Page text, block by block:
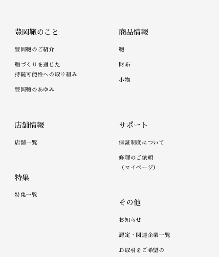
豊岡鞄のこと
豊岡鞄のご紹介
鞄づくりを通じた
持続可能性への取り組み
豊岡鞄のあゆみ
商品情報
鞄
財布
小物
店舗情報
店舗一覧
特集
特集一覧
サポート
保証制度について
修理のご依頼
（マイページ）
その他
お知らせ
認定・関連企業一覧
お取引をご希望の